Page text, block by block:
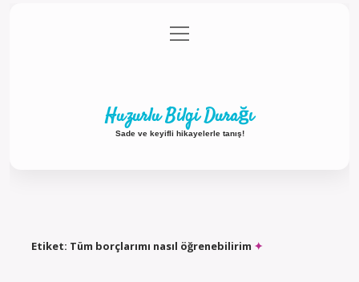
Gizlilik Politikası
menüyü
aç
Huzurlu Bilgi Durağı
Sade ve keyifli hikayelerle tanış!
Etiket: Tüm borçlarımı nasıl öğrenebilirim